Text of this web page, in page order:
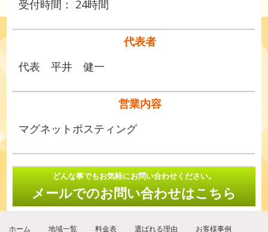
受付時間： 24時間
代表者
代表 平井 健一
営業内容
マグネットポスティング
どんな事でもお気軽にお問い合わせください。
メールでのお問い合わせはこちら
ホーム 地域一覧 料金表 選ばれる理由 お客様事例